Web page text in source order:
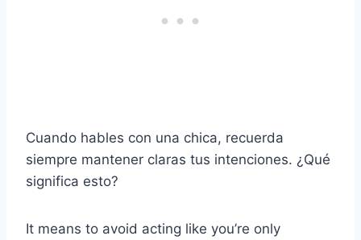
Cuando hables con una chica, recuerda
siempre mantener claras tus intenciones. ¿Qué
significa esto?
It means to avoid acting like you’re only